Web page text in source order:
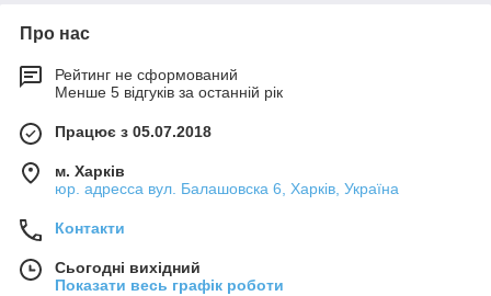
Про нас
Рейтинг не сформований
Менше 5 відгуків за останній рік
Працює з 05.07.2018
м. Харків
юр. адресса вул. Балашовска 6, Харків, Україна
Контакти
Сьогодні вихідний
Показати весь графік роботи